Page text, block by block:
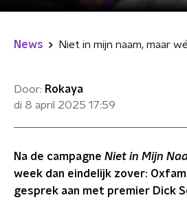
News
Door: Rokaya
di 8 april 2025 17:59
Na de campagne Niet in Mijn
week dan eindelijk zover:
gesprek aan met premier Dick